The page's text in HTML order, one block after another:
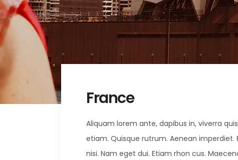
France
Aliquam lorem ante, dapibus in, viverra
etiam. Quisque rutrum. Aenean
nisi. Nam eget dui. Etiam rhon cus.